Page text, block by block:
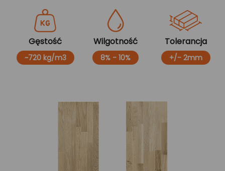
Gęstość
~720 kg/m3
Wilgotność
8% - 10%
Tolerancja
+/- 2mm